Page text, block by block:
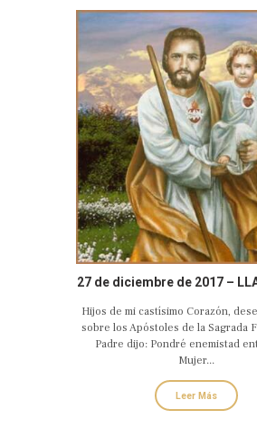
27 de diciembre de 2017 –
AMANTE CORAZÓN DE
Hijos de mi castísimo Corazón,
sobre los Apóstoles de la Sagrada
Padre dijo: Pondré enemistad
Mujer...
Leer Más